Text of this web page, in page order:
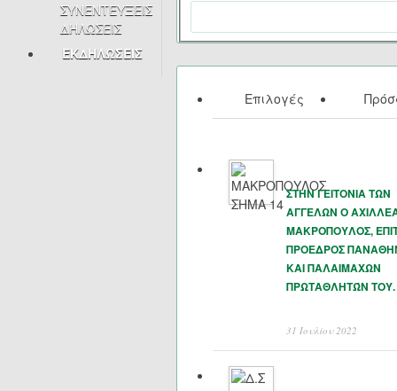
ΣΥΝΕΝΤΕΥΞΕΙΣ
ΔΗΛΩΣΕΙΣ
ΕΚΔΗΛΩΣΕΙΣ
Επιλογές
ΣΤΗΝ ΓΕΙΤΟΝΙΑ ΤΩΝ
ΑΓΓΕΛΩΝ Ο
ΜΑΚΡΟΠΟΥΛΟΣ,
ΠΡΟΕΔΡΟΣ
ΚΑΙ ΠΑΛΑΙΜΑΧΩΝ
ΠΡΩΤΑΘΛΗΤΏΝ ΤΟΥ.
31 Ιουλίου 2022